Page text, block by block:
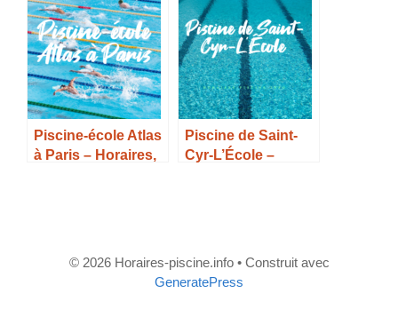
Horaires, Tarifs et
Infos –
Piscine-école Atlas
à Paris – Horaires,
Piscine de Saint-
Cyr-L’École –
© 2026 Horaires-piscine.info• Construit avec
GeneratePress